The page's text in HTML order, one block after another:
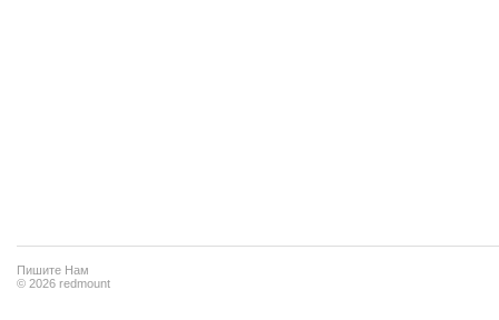
Пишите Нам
© 2026 redmount